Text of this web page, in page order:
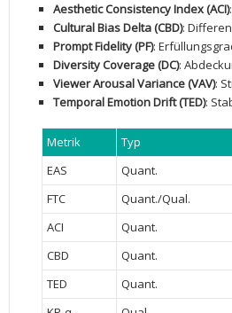
Aesthetic Consistency Index (ACI)
Cultural Bias Delta (CBD):
Prompt Fidelity (PF):
Diversity Coverage (DC):
Viewer ‍Arousal Variance (VAV):
Temporal Emotion Drift (TED):
Metrik Typ
EAS
Quant.
FTC
Quant./Qual.
ACI
Quant.
CBD
Quant.
TED
Quant.